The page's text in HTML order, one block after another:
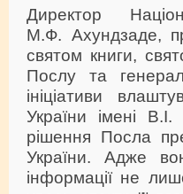
Директор
М.Ф. Ахундзаде,
святом книги,
Послу та
ініціативи
України імені
рішення Посла
України. Адже
інформації не